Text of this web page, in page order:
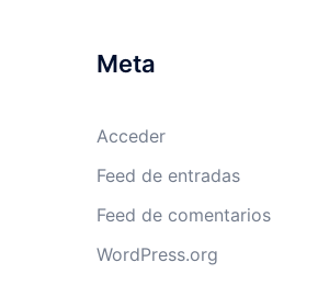
Meta
Acceder
Feed de entradas
Feed de comentarios
WordPress.org